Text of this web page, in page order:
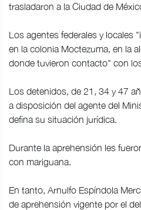
trasladaron a la Ciudad de
Los agentes federales y locales
en la colonia Moctezuma, en la
donde tuvieron contacto" con
Los detenidos, de 21, 34 y 47
a disposición del agente del
defina su situación jurídica.
Durante la aprehensión les
con mariguana.
En tanto, Arnulfo Espíndola
de aprehensión vigente por el